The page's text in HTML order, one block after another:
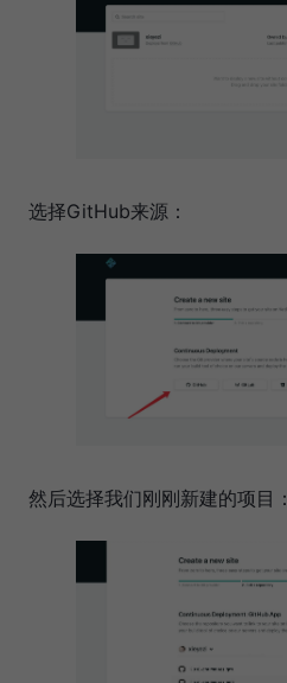
选择GitHub来源：
然后选择我们刚刚新建的项目：